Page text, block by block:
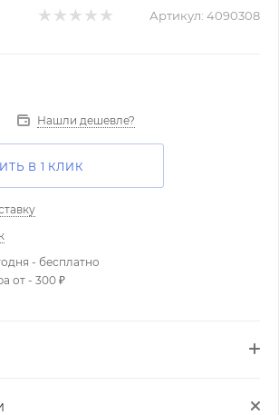
Артикул: 4090308
Нашли дешевле?
В 1 КЛИК
- бесплатно
от - 300 ₽